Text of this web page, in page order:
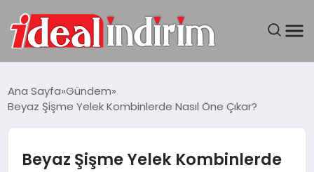
BILGISAYAR
DÜNYA
Ana Sayfa Gündem
Beyaz Şişme Yelek Kombinlerde Nasıl Öne Çıkar?
Beyaz Şişme Yelek Kombinlerde